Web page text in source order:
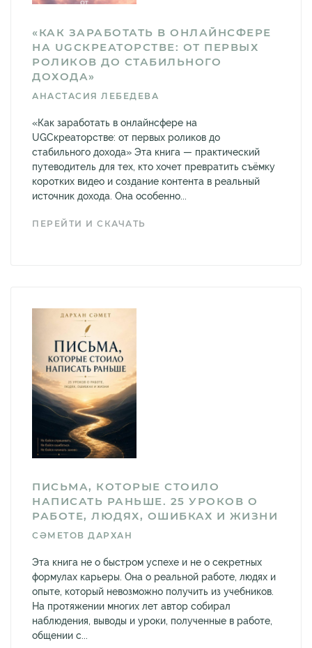
«КАК ЗАРАБОТАТЬ В ОНЛАЙНСФЕРЕ
НА UGCКРЕАТОРСТВЕ: ОТ ПЕРВЫХ
РОЛИКОВ ДО СТАБИЛЬНОГО
ДОХОДА»
АНАСТАСИЯ ЛЕБЕДЕВА
«Как заработать в онлайнсфере на
UGCкреаторстве: от первых роликов до
стабильного дохода» Эта книга — практический
путеводитель для тех, кто хочет превратить съёмку
коротких видео и создание контента в реальный
источник дохода. Она особенно...
ПЕРЕЙТИ И СКАЧАТЬ
ПИСЬМА, КОТОРЫЕ СТОИЛО
НАПИСАТЬ РАНЬШЕ. 25 УРОКОВ О
РАБОТЕ, ЛЮДЯХ, ОШИБКАХ И ЖИЗНИ
СӘМЕТОВ ДАРХАН
Эта книга не о быстром успехе и не о секретных
формулах карьеры. Она о реальной работе, людях и
опыте, который невозможно получить из учебников.
На протяжении многих лет автор собирал
наблюдения, выводы и уроки, полученные в работе,
общении с...